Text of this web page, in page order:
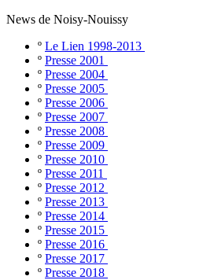
News de Noisy-Nouissy
º Le Lien 1998-2013
º Presse 2001
º Presse 2004
º Presse 2005
º Presse 2006
º Presse 2007
º Presse 2008
º Presse 2009
º Presse 2010
º Presse 2011
º Presse 2012
º Presse 2013
º Presse 2014
º Presse 2015
º Presse 2016
º Presse 2017
º Presse 2018